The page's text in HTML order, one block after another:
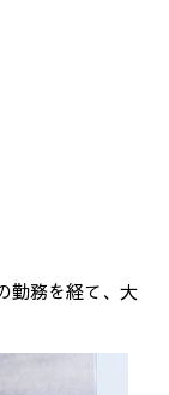
勤務を経て、大